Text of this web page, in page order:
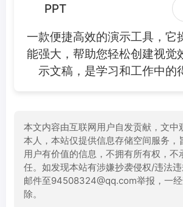
PPT
一款便捷高效的演示工具，它
能强大，帮助您轻松创建视觉
示文稿，是学习和工作中的
本文内容由互联网用户自发贡献，文中
本人，本站仅提供信息存储空间服务，
用户有价值的信息，不拥有所有权，不
任。如发现本站有涉嫌抄袭侵权/违法
邮件至94508324@qq.com举报，一
除。